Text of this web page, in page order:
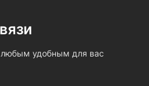
удобным для вас